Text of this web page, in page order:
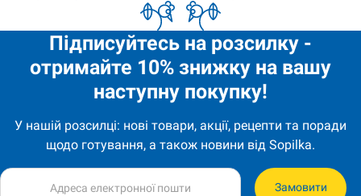
Підписуйтесь на розсилку -
отримайте 10% знижку на вашу
наступну покупку!
У нашій розсилці: нові товари, акції, рецепти та поради
щодо готування, а також новини від Sopilka.
Замовити